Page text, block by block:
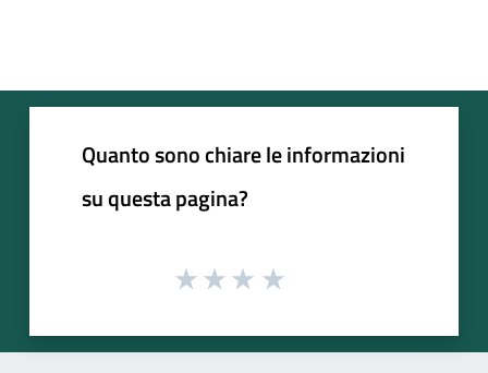
Quanto sono chiare le informazioni
su questa pagina?